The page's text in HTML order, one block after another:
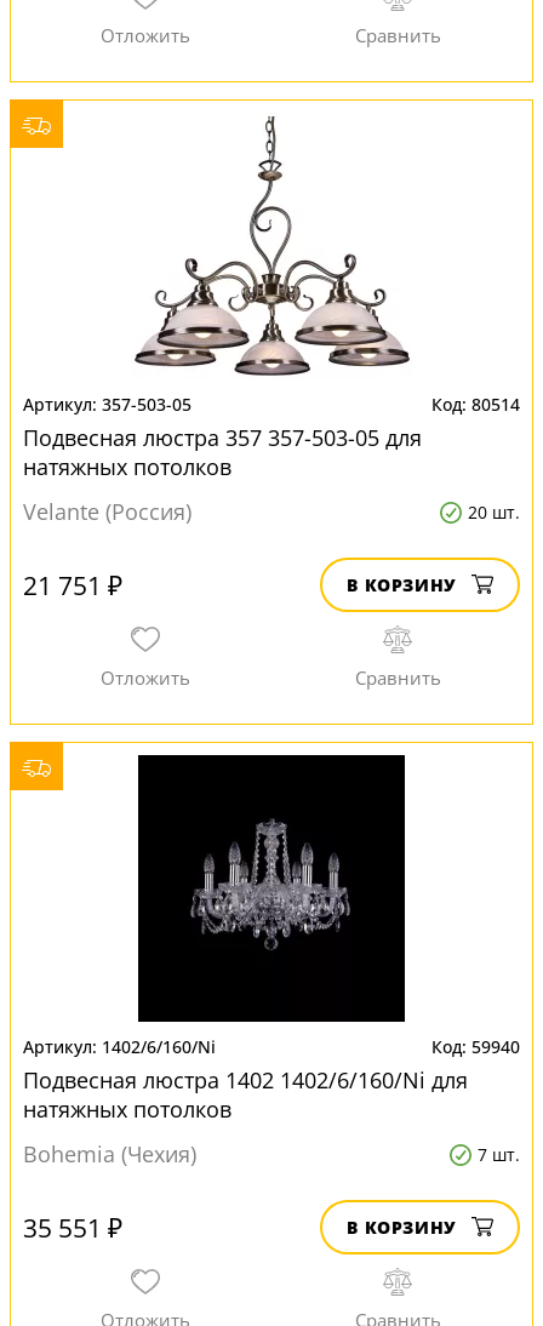
357-503-05 80514
Подвесная люстра 357 357-503-05 для
натяжных потолков
Velante (Россия)
20 шт.
21 751 ₽ В КОРЗИНУ
1402/6/160/Ni 59940
Подвесная люстра 1402 1402/6/160/Ni для
натяжных потолков
Bohemia (Чехия)
7 шт.
35 551 ₽ В КОРЗИНУ